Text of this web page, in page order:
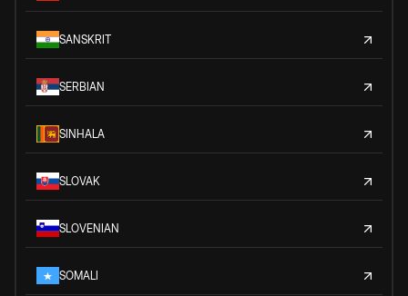
SANSKRIT
SERBIAN
SINHALA
SLOVAK
SLOVENIAN
SOMALI